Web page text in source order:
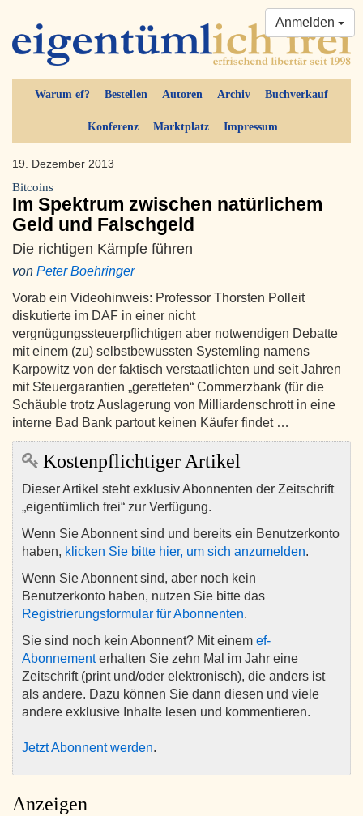
Warum ef? Bestellen Autoren Archiv Buchverkauf
Konferenz Marktplatz Impressum
Anmelden
19. Dezember 2013
Bitcoins
Im Spektrum zwischen natürlichem
Geld und Falschgeld
Die richtigen Kämpfe führen
von Peter Boehringer
Vorab ein Videohinweis: Professor Thorsten Polleit
diskutierte im DAF in einer nicht
vergnügungssteuerpflichtigen aber notwendigen Debatte
mit einem (zu) selbstbewussten Systemling namens
Karpowitz von der faktisch verstaatlichten und seit Jahren
mit Steuergarantien „geretteten“ Commerzbank (für die
Schäuble trotz Auslagerung von Milliardenschrott in eine
interne Bad Bank partout keinen Käufer findet …
Kostenpflichtiger Artikel
Dieser Artikel steht exklusiv Abonnenten der Zeitschrift
„eigentümlich frei“ zur Verfügung.
Wenn Sie Abonnent sind und bereits ein Benutzerkonto
haben, klicken Sie bitte hier, um sich anzumelden.
Wenn Sie Abonnent sind, aber noch kein
Benutzerkonto haben, nutzen Sie bitte das
Registrierungsformular für Abonnenten.
Sie sind noch kein Abonnent? Mit einem ef-
Abonnementerhalten Sie zehn Mal im Jahr eine
Zeitschrift (print und/oder elektronisch), die anders ist
als andere. Dazu können Sie dann diesen und viele
andere exklusive Inhalte lesen und kommentieren.
Jetzt Abonnent werden.
Anzeigen